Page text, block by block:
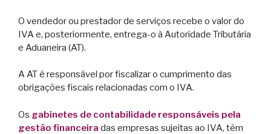
O vendedor ou prestador de serviços recebe o valor do
IVA e, posteriormente, entrega-o à Autoridade Tributária
e Aduaneira (AT).
A AT é responsável por fiscalizar o cumprimento das
obrigações fiscais relacionadas com o IVA.
Os gabinetes de contabilidade responsáveis pela
gestão financeira das empresas sujeitas ao IVA, têm